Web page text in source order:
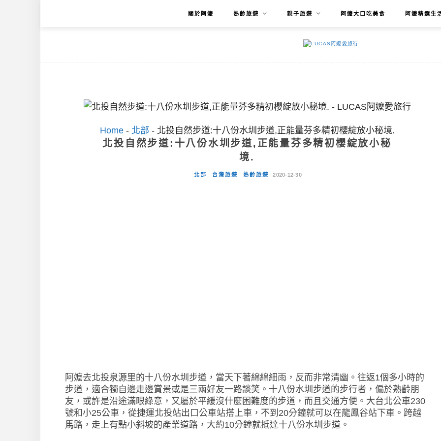
關於阿嬤 熟齡旅遊 親子旅遊 阿嬤大口吃美食 阿嬤精選生
Home- 北部 - 北投自然步道:十八份水圳步道,正能量芬多精初櫻綻放小秘境.
北投自然步道:十八份水圳步道,正能量芬多精初櫻綻放小秘
境.
北部 台灣旅遊 熟齡旅遊 2020-12-30
阿嬤去北投泉源里的十八份水圳步道，當天下著綿綿細雨，反而非常清幽。往返1個多小時的
步道，適合獨自邊走邊賞景或是三兩好友一路談笑。十八份水圳步道的步行者，偏於熟齡朋
友，或許是沿途滿眼綠意，又屬於平緩沒什麼困難度的步道，而且交通方便。大台北公車230
號和小25公車，從捷運北投站出口公車站搭上車，不到20分鐘就可以在龍鳳谷站下車。跨越
馬路，走上有點小斜坡的產業道路，大約10分鐘就抵達十八份水圳步道。